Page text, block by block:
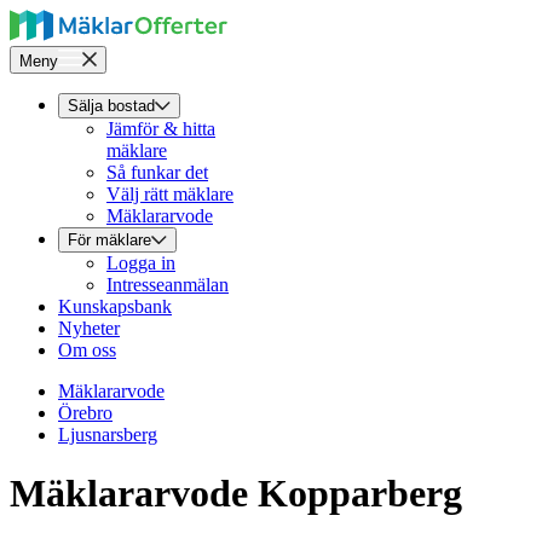
Meny
Sälja bostad
Jämför & hitta
mäklare
Så funkar det
Välj rätt mäklare
Mäklararvode
För mäklare
Logga in
Intresseanmälan
Kunskapsbank
Nyheter
Om oss
Mäklararvode
Örebro
Ljusnarsberg
Mäklararvode Kopparberg